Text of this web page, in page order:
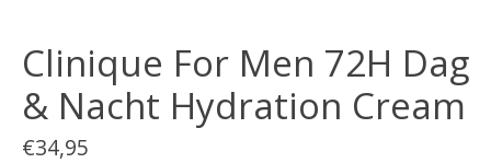
Clinique For Men 72H Dag
& Nacht Hydration Cream
€34,95